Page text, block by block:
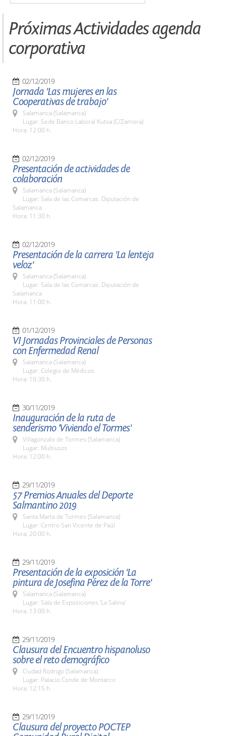
Próximas Actividades agenda
corporativa
02/12/2019
Jornada 'Las mujeres en las
Cooperativas de trabajo'
Salamanca (Salamanca)
Lugar: Sede Banco Laboral Kutxa (C/Zamora)
Hora: 12:00 h.
02/12/2019
Presentación de actividades de
colaboración
Salamanca (Salamanca)
Lugar: Sala de las Comarcas. Diputación de
Salamanca
Hora: 11:30 h.
02/12/2019
Presentación de la carrera 'La lenteja
veloz'
Salamanca (Salamanca)
Lugar: Sala de las Comarcas. Diputación de
Salamanca
Hora: 11:00 h.
01/12/2019
VI Jornadas Provinciales de Personas
con Enfermedad Renal
Salamanca (Salamanca)
Lugar: Colegio de Médicos
Hora: 10:30 h.
30/11/2019
Inauguración de la ruta de
senderismo 'Viviendo el Tormes'
Villagonzalo de Tormes (Salamanca)
Lugar: Multiusos
Hora: 12:00 h.
29/11/2019
57 Premios Anuales del Deporte
Salmantino 2019
Santa Marta de Tormes (Salamanca)
Lugar: Centro San Vicente de Paúl
Hora: 20:00 h.
29/11/2019
Presentación de la exposición 'La
pintura de Josefina Pérez de la Torre'
Salamanca (Salamanca)
Lugar: Sala de Exposiciones 'La Salina'
Hora: 13:00 h.
29/11/2019
Clausura del Encuentro hispanoluso
sobre el reto demográfico
Ciudad Rodrigo (Salamanca)
Lugar: Palacio Conde de Montarco
Hora: 12:15 h.
29/11/2019
Clausura del proyecto POCTEP